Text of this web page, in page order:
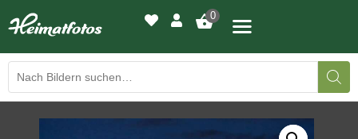
0
BILDERGALERIE